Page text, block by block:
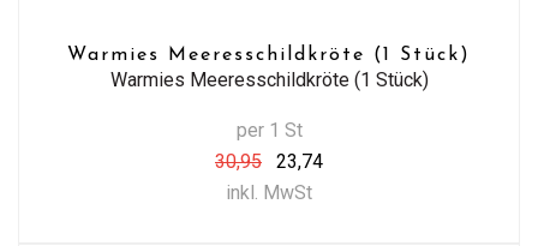
Warmies Meeresschildkröte (1 Stück)
Warmies Meeresschildkröte (1 Stück)
per 1 St
30,95
23,74
inkl. MwSt